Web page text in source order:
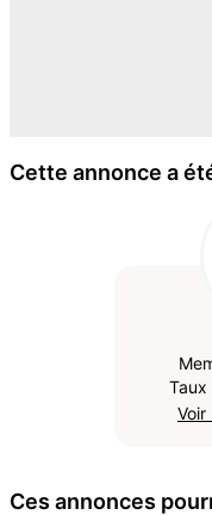
Cette annonce a
Taux
Voir
Ces annonces